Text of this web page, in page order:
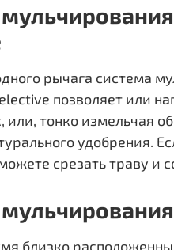
рычага система
позволяет или
или, тонко измельчая
удобрения.
срезать траву и
близко